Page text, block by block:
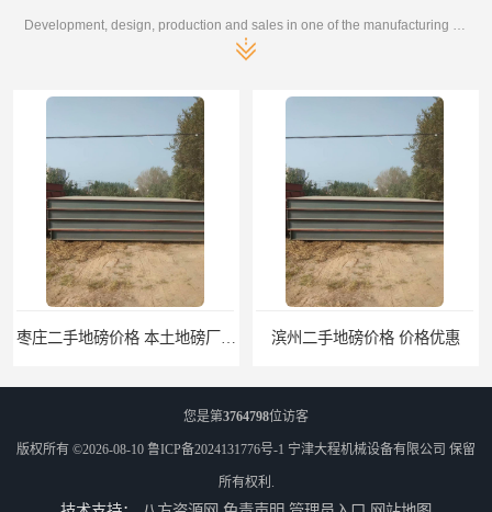
滨州二手地磅价格 价格优惠
您是第3764798位访客
版权所有 ©2026-08-10 鲁ICP备2024131776号-1 宁津大程机械设备有限公司 保留
所有权利.